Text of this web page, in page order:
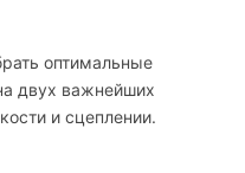
оптимальные
двух важнейших
и сцеплении.